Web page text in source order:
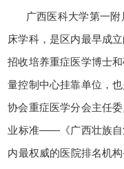
广西医科大学第一附
床学科，是区内最早成
招收培养重症医学博士
量控制中心挂靠单位，
协会重症医学分会主任
业标准——《广西壮族自
内最权威的医院排名机